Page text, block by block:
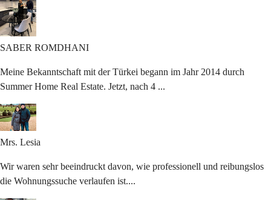
SABER ROMDHANI
Meine Bekanntschaft mit der Türkei begann im Jahr 2014 durch
Summer Home Real Estate. Jetzt, nach 4 ...
Mrs. Lesia
Wir waren sehr beeindruckt davon, wie professionell und reibungslos
die Wohnungssuche verlaufen ist....